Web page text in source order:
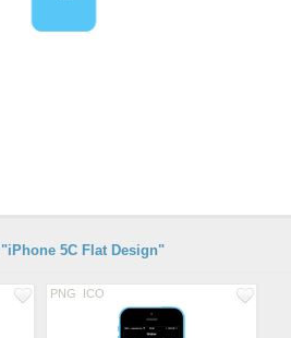
5C Flat Design"
PNG ICO